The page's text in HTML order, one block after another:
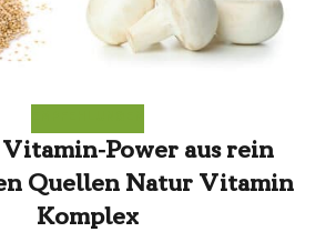
Power aus rein
Quellen Natur Vitamin
Komplex